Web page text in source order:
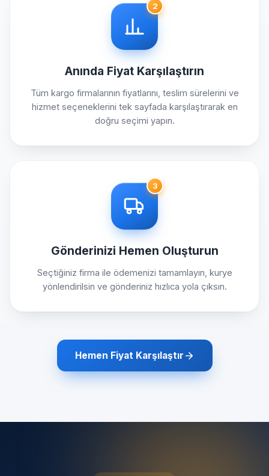
2
Anında Fiyat Karşılaştırın
Tüm kargo firmalarının fiyatlarını, teslim sürelerini ve
hizmet seçeneklerini tek sayfada karşılaştırarak en
doğru seçimi yapın.
3
Gönderinizi Hemen Oluşturun
Seçtiğiniz firma ile ödemenizi tamamlayın, kurye
yönlendirilsin ve gönderiniz hızlıca yola çıksın.
Hemen Fiyat Karşılaştır